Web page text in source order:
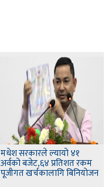
मधेश सरकारले ल्यायो ४१
अर्वको बजेट,६४ प्रतिशत रकम
पूजीगत खर्चकालागि बिनियोजन